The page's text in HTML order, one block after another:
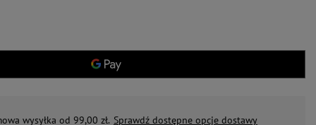
wysyłka od 99,00 zł. Sprawdź dostępne opcje dostawy